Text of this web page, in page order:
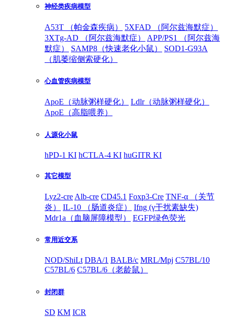
神经类疾病模型
A53T （帕金森疾病）
5XFAD （阿尔兹海默症）
3XTg-AD （阿尔兹海默症）
APP/PS1 （阿尔兹海
默症）
SAMP8（快速老化小鼠）
SOD1-G93A
（肌萎缩侧索硬化）
心血管疾病模型
ApoE（动脉粥样硬化）
Ldlr（动脉粥样硬化）
ApoE（高脂喂养）
人源化小鼠
hPD-1 KI hCTLA-4 KI huGITR KI
其它模型
Lyz2-cre Alb-cre CD45.1 Foxp3-Cre TNF-α （关节
炎）
IL-10 （肠道炎症）
Ifng (γ干扰素缺失)
Mdr1a（血脑屏障模型）
EGFP绿色荧光
常用近交系
NOD/ShiLt DBA/1 BALB/c MRL/Mpj C57BL/10
C57BL/6 C57BL/6（老龄鼠）
封闭群
SD KM ICR